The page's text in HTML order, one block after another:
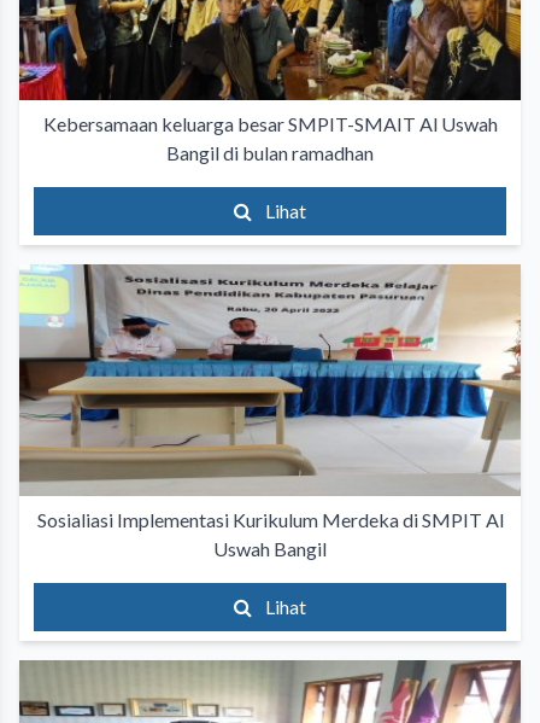
Kebersamaan keluarga besar SMPIT-SMAIT Al Uswah
Bangil di bulan ramadhan
Lihat
Sosialiasi Implementasi Kurikulum Merdeka di SMPIT Al
Uswah Bangil
Lihat